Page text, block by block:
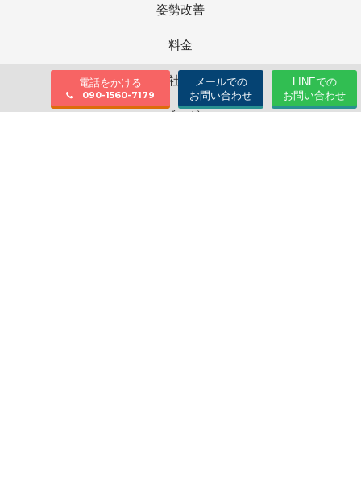
姿勢改善
料金
会社情報
ブログ
電話をかける
090-1560-7179
メールでの
お問い合わせ
LINEでの
お問い合わせ